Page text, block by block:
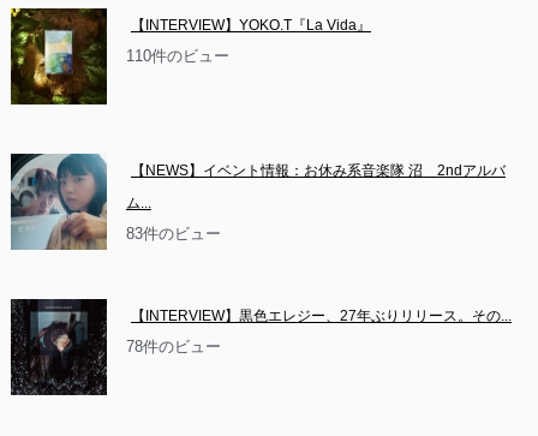
【INTERVIEW】YOKO.T『La Vida』
110件のビュー
【NEWS】イベント情報：お休み系音楽隊 沼　2ndアルバ
ム...
83件のビュー
【INTERVIEW】黒色エレジー、27年ぶりリリース。その...
78件のビュー